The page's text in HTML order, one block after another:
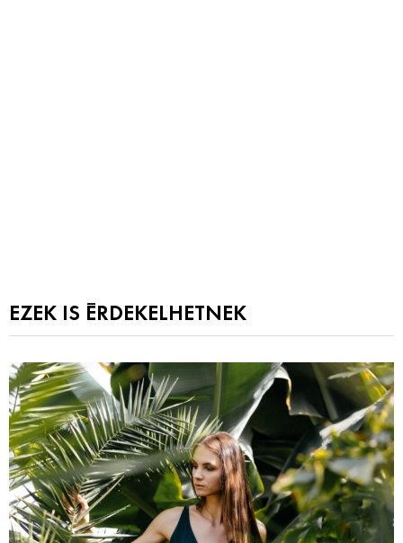
EZEK IS ÉRDEKELHETNEK